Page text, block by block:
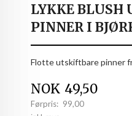
LYKKE BLUSH
PINNER I
Flotte utskiftbare pinner
Tilbud
NOK 49,50
Førpris: 99,00